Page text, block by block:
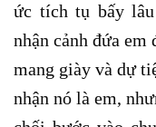
ức tích tụ bấy
nhận cảnh đứa em
mang giày và dự
nhận nó là em,